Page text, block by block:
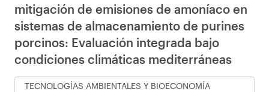
mitigación de emisiones de amoníaco en
sistemas de almacenamiento de purines
porcinos: Evaluación integrada bajo
condiciones climáticas mediterráneas
TECNOLOGÍAS AMBIENTALES Y BIOECONOMÍA